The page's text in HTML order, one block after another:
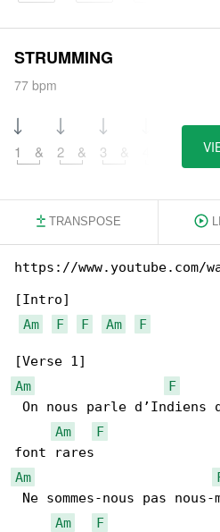
STRUMMING
77 bpm
1 & 2 & 3
TRANSPOSE
https://www.youtube.com/
[Intro]
Am
F F Am F
Am
F
On nous parle
Am
F
Am
Ne sommes-nous pas nous-
Am
F